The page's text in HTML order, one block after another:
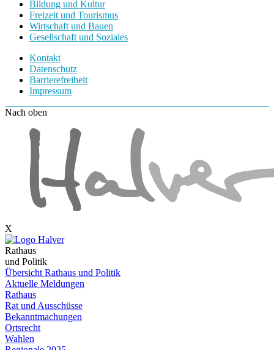
Bildung und Kultur
Freizeit und Tourismus
Wirtschaft und Bauen
Gesellschaft und Soziales
Kontakt
Datenschutz
Barrierefreiheit
Impressum
Nach oben
X
Rathaus
und Politik
Übersicht Rathaus und Politik
Aktuelle Meldungen
Rathaus
Rat und Ausschüsse
Bekanntmachungen
Ortsrecht
Wahlen